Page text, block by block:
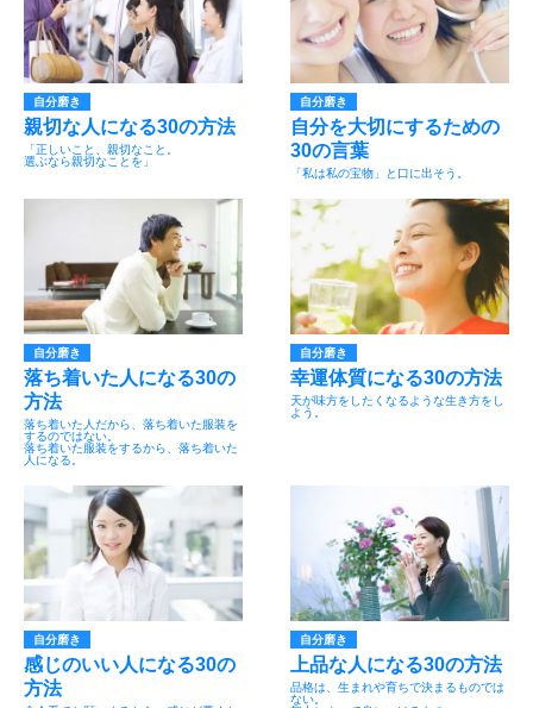
自分磨き
親切な人になる30の方法
「正しいこと、親切なこと。
選ぶなら親切なことを」
自分磨き
自分を大切にするための
30の言葉
「私は私の宝物」と口に出そう。
自分磨き
落ち着いた人になる30の
方法
落ち着いた人だから、落ち着いた服装を
するのではない。
落ち着いた服装をするから、落ち着いた
人になる。
自分磨き
幸運体質になる30の方法
天が味方をしたくなるような生き方をし
よう。
自分磨き
感じのいい人になる30の
方法
自分磨き
上品な人になる30の方法
品格は、生まれや育ちで決まるものでは
ない。